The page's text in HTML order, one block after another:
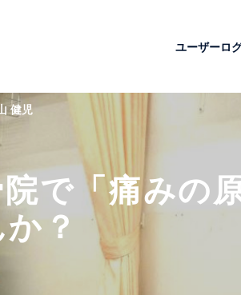
ユーザーロ
健児
で「痛みの
？